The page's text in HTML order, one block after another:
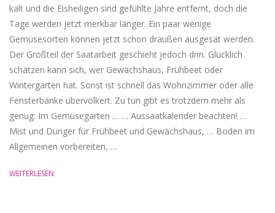
kalt und die Eisheiligen sind gefühlte Jahre entfernt, doch die
Tage werden jetzt merkbar länger. Ein paar wenige
Gemüsesorten können jetzt schon draußen ausgesät werden.
Der Großteil der Saatarbeit geschieht jedoch drin. Glücklich
schätzen kann sich, wer Gewächshaus, Frühbeet oder
Wintergarten hat. Sonst ist schnell das Wohnzimmer oder alle
Fensterbänke übervölkert. Zu tun gibt es trotzdem mehr als
genug: Im Gemüsegarten … … Aussaatkalender beachten! …
Mist und Dünger für Frühbeet und Gewächshaus, … Boden im
Allgemeinen vorbereiten, …
WEITERLESEN